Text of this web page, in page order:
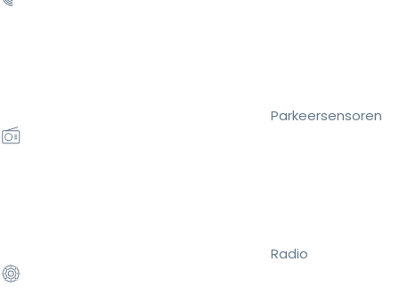
Parkeersensoren
Radio